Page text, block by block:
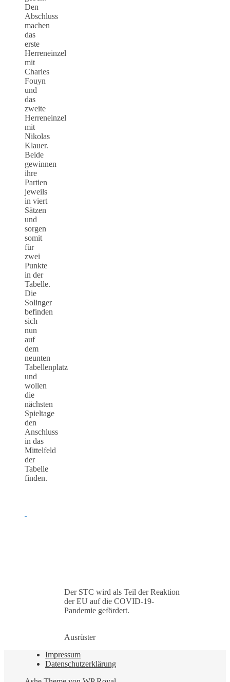
Den
Abschluss
machen
das
erste
Herreneinzel
mit
Charles
Fouyn
und
das
zweite
Herreneinzel
mit
Nikolas
Klauer.
Beide
gewinnen
ihre
Partien
jeweils
in viert
Sätzen
und
sorgen
somit
für
zwei
Punkte
in der
Tabelle.
Die
Solinger
befinden
sich
nun
auf
dem
neunten
Tabellenplatz
und
wollen
die
nächsten
Spieltage
den
Anschluss
in das
Mittelfeld
der
Tabelle
finden.
Der STC wird als Teil der Reaktion
der EU auf die COVID-19-
Pandemie gefördert.
Ausrüster
Impressum
Datenschutzerklärung